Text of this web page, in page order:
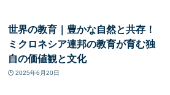
世界の教育｜豊かな自然と共存！
ミクロネシア連邦の教育が育む独
自の価値観と文化
2025年6月20日